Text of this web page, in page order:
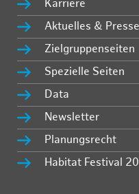
Karriere
Aktuelles & Presse
Zielgruppenseiten
Spezielle Seiten
Data
Newsletter
Planungsrecht
Habitat Festival